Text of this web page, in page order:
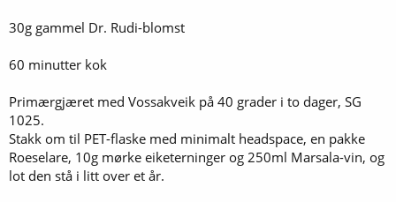
30g gammel Dr. Rudi-blomst
60 minutter kok
Primærgjæret med Vossakveik på 40 grader i to dager, SG
1025.
Stakk om til PET-flaske med minimalt headspace, en pakke
Roeselare, 10g mørke eiketerninger og 250ml Marsala-vin, og
lot den stå i litt over et år.